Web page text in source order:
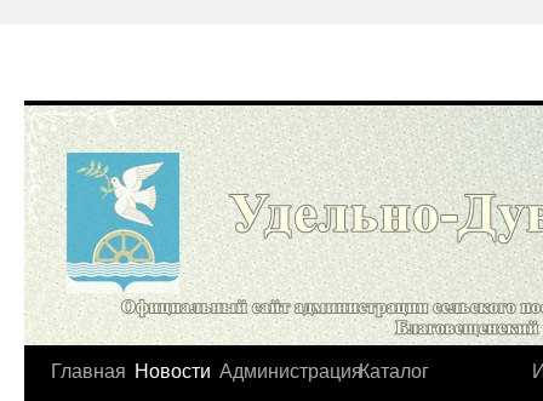
Перейти
Главная Новости АдминистрацияКаталог